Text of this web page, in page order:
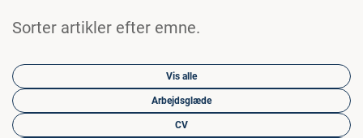
Sorter artikler efter emne.
Vis alle
Arbejdsglæde
CV